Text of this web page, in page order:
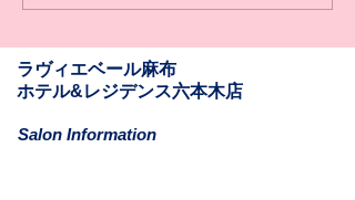
​​ラヴィエベール麻布
​ホテル&レジデンス六本木店
Salon Information